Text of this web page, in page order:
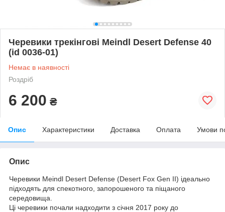
Черевики трекінгові Meindl Desert Defense 40
(id 0036-01)
Немає в наявності
Роздріб
6 200 ₴
Опис Характеристики Доставка Оплата Умови
Опис
Черевики Meindl Desert Defense (Desert Fox Gen II) ідеально
підходять для спекотного, запорошеного та піщаного
середовища.
Ці черевики почали надходити з січня 2017 року до